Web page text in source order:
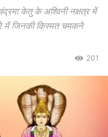
केतु के अश्विनी नक्षत्र में
में जिनकी किस्मत चमकने
201